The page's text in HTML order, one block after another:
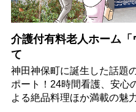
介護付有料老人ホーム
て
神田神保町に誕生した話題
ポート！24時間看護、安心
よる絶品料理ほか満載の魅